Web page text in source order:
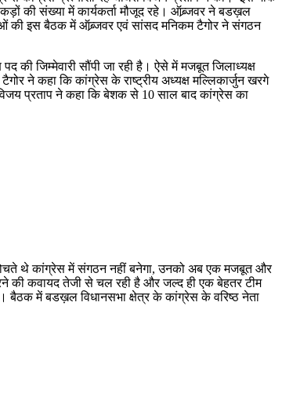
की संख्या में कार्यकर्ता मौजूद रहे। ऑब्र्जवर ने बडख़ल
की इस बैठक में ऑब्र्जवर एवं सांसद मनिकम टैगोर ने संगठन
जिम्मेवारी सौंपी जा रही है। ऐसे में मजबूत जिलाध्यक्ष
ने कहा कि कांग्रेस के राष्ट्रीय अध्यक्ष मल्लिकार्जुन खरगे
विजय प्रताप ने कहा कि बेशक से 10 साल बाद कांग्रेस का
थे कांग्रेस में संगठन नहीं बनेगा, उनको अब एक मजबूत और
की कवायद तेजी से चल रही है और जल्द ही एक बेहतर टीम
बैठक में बडख़ल विधानसभा क्षेत्र के कांग्रेस के वरिष्ठ नेता